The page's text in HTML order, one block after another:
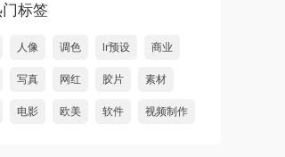
标签
人像 调色 lr预设 商业
写真 网红 胶片 素材
电影 欧美 软件 视频制作